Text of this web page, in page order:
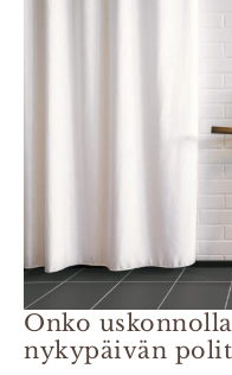
Onko
nykypäivän